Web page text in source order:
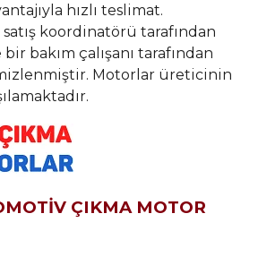
hızlı teslimat.
koordinatörü tarafından
bakım çalışanı tarafından
Motorlar üreticinin
ÇIKMA MOTOR